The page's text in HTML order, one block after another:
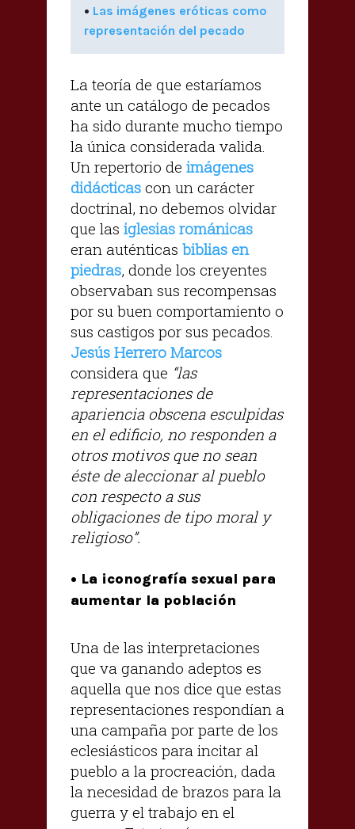
• Las imágenes eróticas como
representación del pecado
La teoría de que estaríamos
ante un catálogo de pecados
ha sido durante mucho tiempo
la única considerada valida.
Un repertorio de imágenes
didácticas con un carácter
doctrinal, no debemos olvidar
que las iglesias románicas
eran auténticas biblias en
piedras, donde los creyentes
observaban sus recompensas
por su buen comportamiento o
sus castigos por sus pecados.
Jesús Herrero Marcos
considera que “las
representaciones de
apariencia obscena esculpidas
en el edificio, no responden a
otros motivos que no sean
éste de aleccionar al pueblo
con respecto a sus
obligaciones de tipo moral y
religioso”.
• La iconografía sexual para
aumentar la población
Una de las interpretaciones
que va ganando adeptos es
aquella que nos dice que estas
representaciones respondían a
una campaña por parte de los
eclesiásticos para incitar al
pueblo a la procreación, dada
la necesidad de brazos para la
guerra y el trabajo en el